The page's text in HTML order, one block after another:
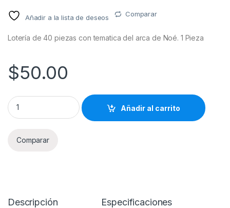
Añadir a la lista de deseos Comparar
Lotería de 40 piezas con tematica del arca de Noé. 1 Pieza
$50.00
Lotería Gana con el Arca quantity
Añadir al carrito
Comparar
Descripción Especificaciones